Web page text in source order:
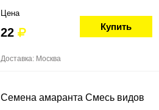
Цена
22 Купить
Доставка: Москва
Семена амаранта Смесь видов